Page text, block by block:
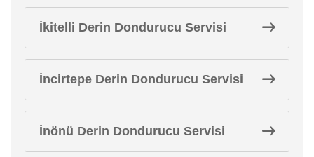
İkitelli Derin Dondurucu Servisi
İncirtepe Derin Dondurucu Servisi
İnönü Derin Dondurucu Servisi